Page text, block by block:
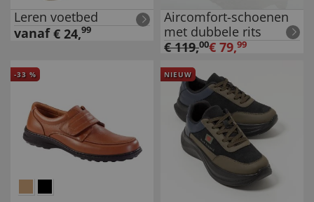
Leren voetbed
vanaf € 24,99
Aircomfort-schoenen
met dubbele rits
€119,00€ 79,99
-33 % NIEUW